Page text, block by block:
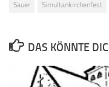
Sauer
Simultankirchenfest
DAS KÖNNTE